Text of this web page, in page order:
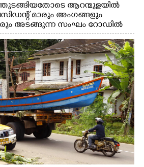
ആറന്മുളയിൽ
മാരും അംഗങ്ങളും
അടങ്ങുന്ന സംഘം റോഡിൽ
മണ്ണും മറ്റ് മാലിന്യങ്ങളും